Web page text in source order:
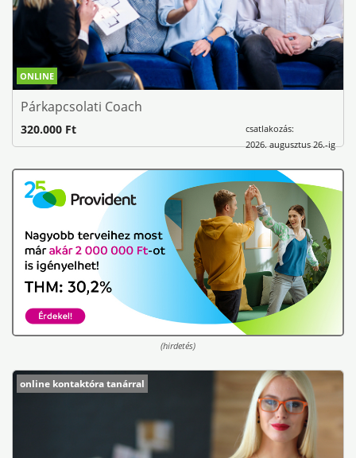
ONLINE
Párkapcsolati Coach
csatlakozás:
2026. augusztus 26.-ig
320.000 Ft
(hirdetés)
online kontaktóra tanárral